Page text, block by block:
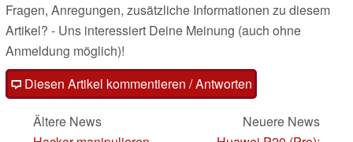
Fragen, Anregungen, zusätzliche Informationen zu diesem
Artikel? - Uns interessiert Deine Meinung (auch ohne
Anmeldung möglich)!
Diesen Artikel kommentieren / Antworten
Ältere News
Neuere News